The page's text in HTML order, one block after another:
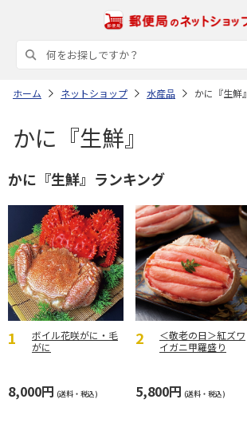
ホーム ネットショップ 水産品 かに『生鮮』
かに『生鮮』
かに『生鮮』ランキング
ボイル花咲がに・毛
がに
8,000円 (送料・税込)
＜敬老の日＞紅ズワ
イガニ甲羅盛り
5,800円 (送料・税込)